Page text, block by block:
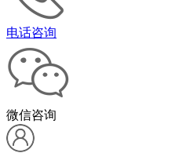
电话咨询
微信咨询